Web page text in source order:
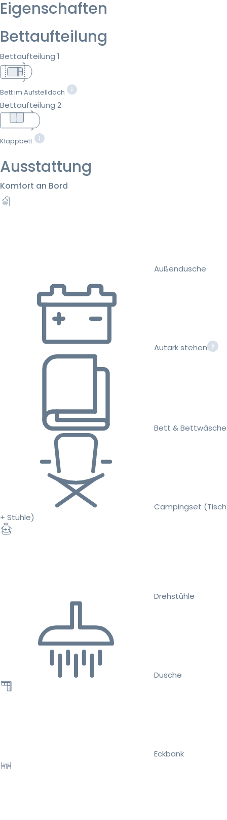
Eigenschaften
Bettaufteilung
Bettaufteilung 1
Bett im Aufstelldach
Bettaufteilung 2
Klappbett
Ausstattung
Komfort an Bord
Außendusche
Autark stehen
Bett & Bettwäsche
Campingset (Tisch
+ Stühle)
Drehstühle
Dusche
Eckbank